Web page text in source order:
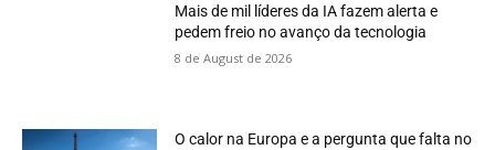
Mais de mil líderes da IA fazem alerta e
pedem freio no avanço da tecnologia
8 de August de 2026
O calor na Europa e a pergunta que falta no